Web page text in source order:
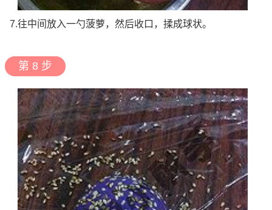
7.往中间放入一勺菠萝，然后收口，揉成球状。
第 8 步